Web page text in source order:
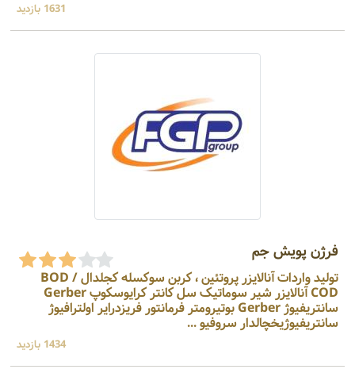
1631 بازدید
فرژن پویش جم
تولید واردات آنالایزر پروتئین ، کربن سوکسله کجلدال BOD /
COD آنالایزر شیر سوماتیک سل کانتر کرایوسکوپ Gerber
سانتریفیوژ Gerber بوتیرومتر فرمانتور فریزدرایر اولترافیوژ
سانتریفیوژیخچالدار سروفیو ...
1434 بازدید